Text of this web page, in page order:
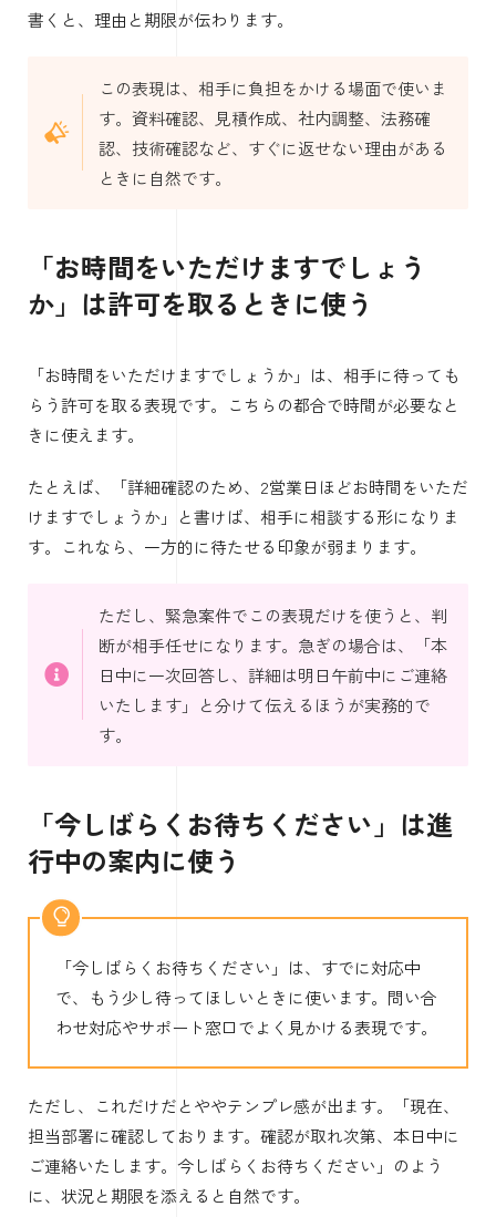
書くと、理由と期限が伝わります。
この表現は、相手に負担をかける場面で使いま
す。資料確認、見積作成、社内調整、法務確
認、技術確認など、すぐに返せない理由がある
ときに自然です。
「お時間をいただけますでしょう
か」は許可を取るときに使う
「お時間をいただけますでしょうか」は、相手に待っても
らう許可を取る表現です。こちらの都合で時間が必要なと
きに使えます。
たとえば、「詳細確認のため、2営業日ほどお時間をいただ
けますでしょうか」と書けば、相手に相談する形になりま
す。これなら、一方的に待たせる印象が弱まります。
ただし、緊急案件でこの表現だけを使うと、判
断が相手任せになります。急ぎの場合は、「本
日中に一次回答し、詳細は明日午前中にご連絡
いたします」と分けて伝えるほうが実務的で
す。
「今しばらくお待ちください」は進
行中の案内に使う
「今しばらくお待ちください」は、すでに対応中
で、もう少し待ってほしいときに使います。問い合
わせ対応やサポート窓口でよく見かける表現です。
ただし、これだけだとややテンプレ感が出ます。「現在、
担当部署に確認しております。確認が取れ次第、本日中に
ご連絡いたします。今しばらくお待ちください」のよう
に、状況と期限を添えると自然です。